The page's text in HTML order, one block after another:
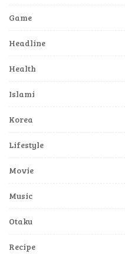
Game
Headline
Health
Islami
Korea
Lifestyle
Movie
Music
Otaku
Recipe